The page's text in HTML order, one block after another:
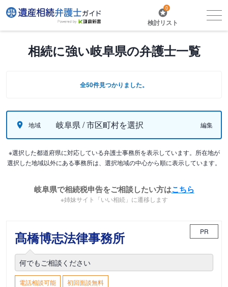
0
検討リスト
相続に強い岐阜県の弁護士一覧
全50件見つかりました。
地域 岐阜県 / 市区町村を選択 編集
※選択した都道府県に対応している弁護士事務所を表示しています。所在地が
選択した地域以外にある事務所は、選択地域の中心から順に表示しています。
岐阜県で相続税申告をご相談したい方はこちら
※姉妹サイト「いい相続」に遷移します
髙橋博志法律事務所 PR
何でもご相談ください
電話相談可能 初回面談無料